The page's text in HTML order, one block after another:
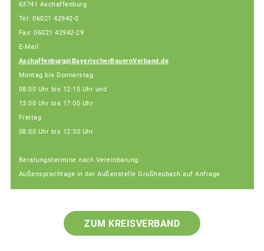
63741 Aschaffenburg
Tel: 06021 42942-0
Fax: 06021 42942-29
E-Mail:
Aschaffenburg@BayerischerBauernVerband.de
Montag bis Donnerstag
08:00 Uhr bis 12:15 Uhr und
13:00 Uhr bis 17:00 Uhr
Freitag
08:00 Uhr bis 12:30 Uhr
Beratungstermine nach Vereinbarung.
Außensprechtage in der Außenstelle Großheubach auf Anfrage
ZUM KREISVERBAND